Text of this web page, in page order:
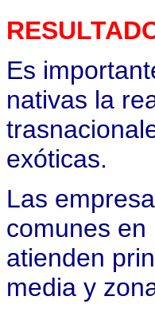
Es
nativas la
exóticas.
Las
comunes
atienden
media y